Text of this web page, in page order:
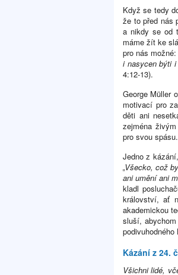
Když se tedy
že to před nás
a nikdy se od
máme žít ke
pro nás možné:
i nasycen býti
4:12-13).
George Müller
motivací pro
děti ani
zejména
pro svou spásu.
Jedno z
„Všecko, což
ani umění ani
kladl
království, ať
akademickou
sluší,
Kázání z 24.
Všichni lidé,